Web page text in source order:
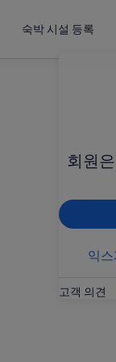
숙박 시설 등록
회원
익
고객 의견